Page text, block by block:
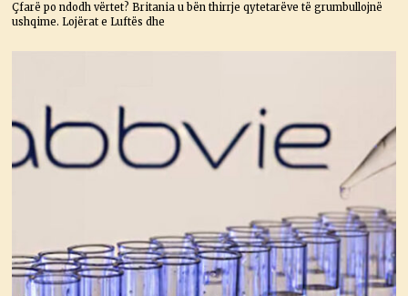
Çfarë po ndodh vërtet? Britania u bën thirrje qytetarëve të grumbullojnë
ushqime. Lojërat e Luftës dhe